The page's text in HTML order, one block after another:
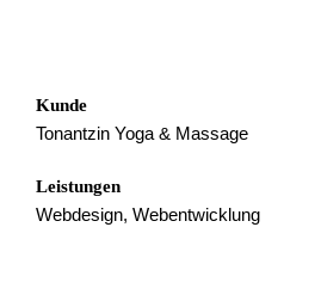
Kunde
Tonantzin Yoga & Massage
Leistungen
Webdesign, Webentwicklung